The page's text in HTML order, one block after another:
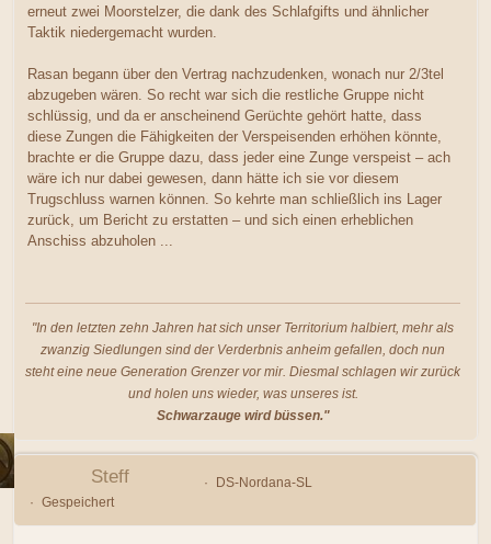
erneut zwei Moorstelzer, die dank des Schlafgifts und ähnlicher
Taktik niedergemacht wurden.
Rasan begann über den Vertrag nachzudenken, wonach nur 2/3tel
abzugeben wären. So recht war sich die restliche Gruppe nicht
schlüssig, und da er anscheinend Gerüchte gehört hatte, dass
diese Zungen die Fähigkeiten der Verspeisenden erhöhen könnte,
brachte er die Gruppe dazu, dass jeder eine Zunge verspeist – ach
wäre ich nur dabei gewesen, dann hätte ich sie vor diesem
Trugschluss warnen können. So kehrte man schließlich ins Lager
zurück, um Bericht zu erstatten – und sich einen erheblichen
Anschiss abzuholen ...
"In den letzten zehn Jahren hat sich unser Territorium halbiert, mehr als
zwanzig Siedlungen sind der Verderbnis anheim gefallen, doch nun
steht eine neue Generation Grenzer vor mir. Diesmal schlagen wir zurück
und holen uns wieder, was unseres ist.
Schwarzauge wird büssen."
Steff
DS-Nordana-SL
Gespeichert